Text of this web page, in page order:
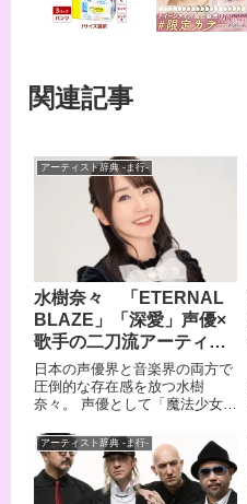
関連記事
アーティスト辞典 -ま行-
水樹奈々 「ETERNAL
BLAZE」「深愛」声優×
歌手の二刀流アーティス
ト
日本の声優界と音楽界の両方で
圧倒的な存在感を放つ水樹
奈々。 声優として「魔法少女リ
スタロッサ役や「ハートキャッ
チプリキュア！」の花咲つぼみ
／キュアブロッサム役など印象
的なキャラクターを多数演じる
アーティスト辞典 -ま行-